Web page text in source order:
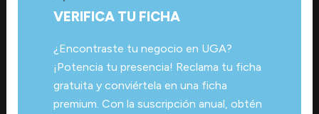
VERIFICA TU FICHA
¿Encontraste tu negocio en UGA?
¡Potencia tu presencia! Reclama tu ficha
gratuita y conviértela en una ficha
premium. Con la suscripción anual, obtén